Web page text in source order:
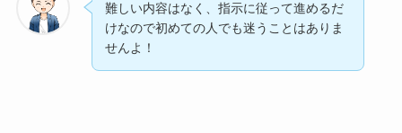
難しい内容はなく、指示に従って進めるだ
けなので初めての人でも迷うことはありま
せんよ！